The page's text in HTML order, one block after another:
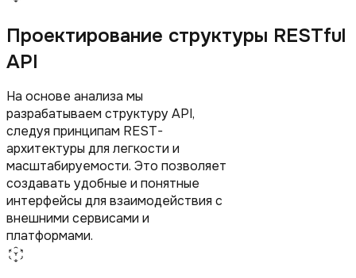
Проектирование структуры RESTful
API
На основе анализа мы
разрабатываем структуру API,
следуя принципам REST-
архитектуры для легкости и
масштабируемости. Это позволяет
создавать удобные и понятные
интерфейсы для взаимодействия с
внешними сервисами и
платформами.